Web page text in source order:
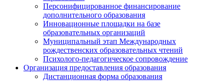
Персонифицированное финансирование
дополнительного образования
Инновационные площадки на базе
образовательных организаций
Муниципальный этап Международных
рождественских образовательных чтений
Психолого-педагогическое сопровождение
Организация предоставления образования
Дистанционная форма образования